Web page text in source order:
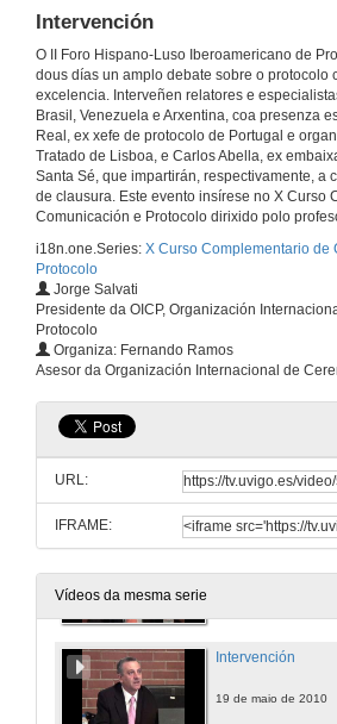
Intervención
O II Foro Hispano-Luso Iberoamericano de
dous días un amplo debate sobre o protocolo
excelencia. Interveñen relatores e
Brasil, Venezuela e Arxentina, coa presenza
Real, ex xefe de protocolo de Portugal e
Tratado de Lisboa, e Carlos Abella, ex
Santa Sé, que impartirán, respectivamente, a
de clausura. Este evento insírese no X Curso
Comunicación e Protocolo dirixido polo
i18n.one.Series: X Curso Complementario de
Protocolo
Jorge Salvati
Presidente da OICP, Organización
Protocolo
Organiza: Fernando Ramos
Asesor da Organización Internacional de
URL:
IFRAME:
Vídeos da mesma serie
19 de maio de 2010
19 de maio de 2010
Intervención
Intervención
19 de maio de 2010